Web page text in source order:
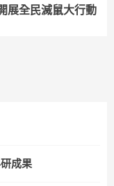
展全民滅鼠大行動
成果